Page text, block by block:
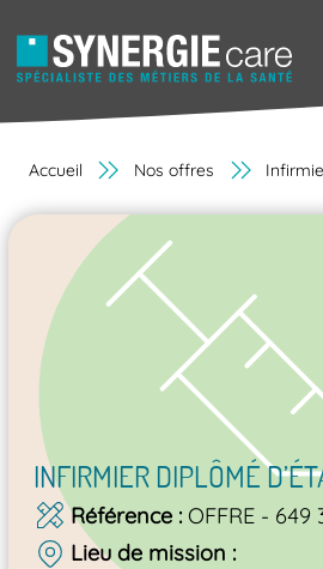
Accueil Nos offres
INFIRMIER DIPLÔMÉ
Référence OFFRE - 649
Lieu de mission